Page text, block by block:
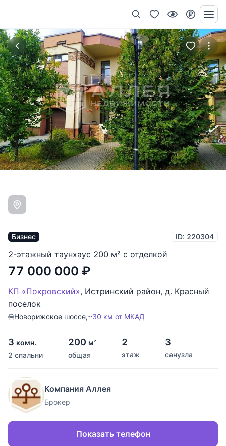
Бизнес ID: 220304
2-этажный таунхаус 200 м² с отделкой
77 000 000 ₽
КП «Покровский», Истринский район, д. Красный
поселок
Новорижское шоссе,~30 км от МКАД
3 комн.
2 спальни
200 м2
общая
2
этаж
3
санузла
Компания Аллея
Брокер
Показать телефон